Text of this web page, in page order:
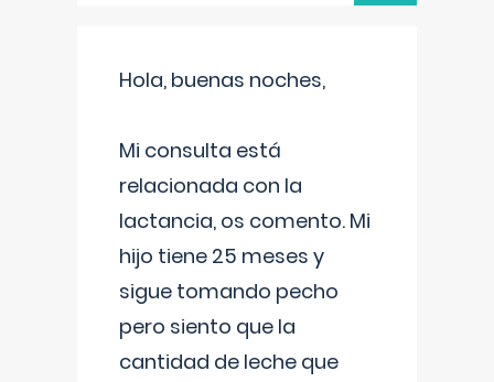
Hola, buenas noches,
Mi consulta está
relacionada con la
lactancia, os comento. Mi
hijo tiene 25 meses y
sigue tomando pecho
pero siento que la
cantidad de leche que